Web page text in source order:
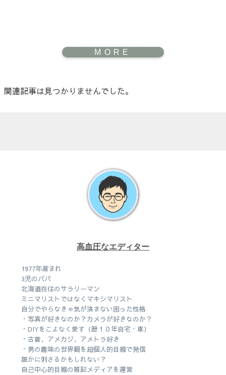
関連記事は見つかりませんでした。
高血圧なエディター
1977年産まれ
3児のパパ
北海道在住のサラリーマン
ミニマリストではなくマキシマリスト
自分でやらなきゃ気が済まない困った性格
・写真が好きなのか？カメラが好きなのか？
・DIYをこよなく愛す（歴１０年自宅・車）
・古着、アメカジ、アメトラ好き
・男の趣味の世界観を超個人的目線で発信
誰かに刺さるかもしれない？
自己中心的目線の雑記メディアを運営